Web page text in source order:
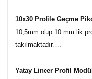
10x30 Profile Geçme
10,5mm olup 10 mm lik
takılmaktadır….
Yatay Lineer Profil